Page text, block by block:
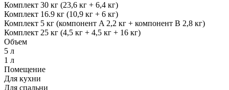
Комплект 30 кг (23,6 кг + 6,4 кг)
Комплект 16.9 кг (10,9 кг + 6 кг)
Комплект 5 кг (компонент A 2,2 кг + компонент В 2,8 кг)
Комплект 25 кг (4,5 кг + 4,5 кг + 16 кг)
Объем
5 л
1 л
Помещение
Для кухни
Для спальни